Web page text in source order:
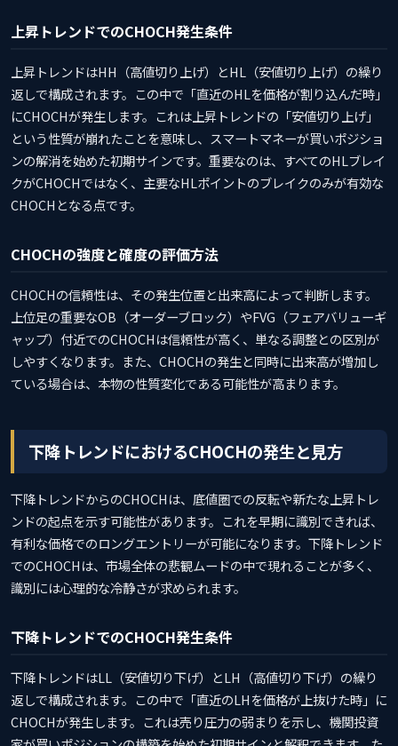
上昇トレンドでのCHOCH発生条件
上昇トレンドはHH（高値切り上げ）とHL（安値切り上げ）の繰り
返しで構成されます。この中で「直近のHLを価格が割り込んだ時」
にCHOCHが発生します。これは上昇トレンドの「安値切り上げ」
という性質が崩れたことを意味し、スマートマネーが買いポジショ
ンの解消を始めた初期サインです。重要なのは、すべてのHLブレイ
クがCHOCHではなく、主要なHLポイントのブレイクのみが有効な
CHOCHとなる点です。
CHOCHの強度と確度の評価方法
CHOCHの信頼性は、その発生位置と出来高によって判断します。
上位足の重要なOB（オーダーブロック）やFVG（フェアバリューギ
ャップ）付近でのCHOCHは信頼性が高く、単なる調整との区別が
しやすくなります。また、CHOCHの発生と同時に出来高が増加し
ている場合は、本物の性質変化である可能性が高まります。
下降トレンドにおけるCHOCHの発生と見方
下降トレンドからのCHOCHは、底値圏での反転や新たな上昇トレ
ンドの起点を示す可能性があります。これを早期に識別できれば、
有利な価格でのロングエントリーが可能になります。下降トレンド
でのCHOCHは、市場全体の悲観ムードの中で現れることが多く、
識別には心理的な冷静さが求められます。
下降トレンドでのCHOCH発生条件
下降トレンドはLL（安値切り下げ）とLH（高値切り下げ）の繰り
返しで構成されます。この中で「直近のLHを価格が上抜けた時」に
CHOCHが発生します。これは売り圧力の弱まりを示し、機関投資